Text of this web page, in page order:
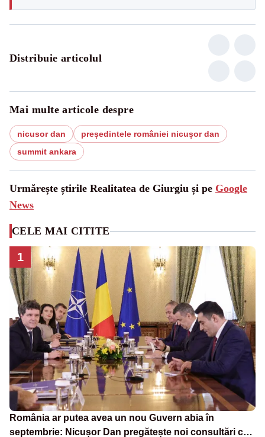
Distribuie articolul
Mai multe articole despre
nicusor dan
președintele româniei nicușor dan
summit ankara
Urmărește știrile Realitatea de Giurgiu și pe Google
News
CELE MAI CITITE
1
România ar putea avea un nou Guvern abia în
septembrie: Nicușor Dan pregătește noi consultări cu